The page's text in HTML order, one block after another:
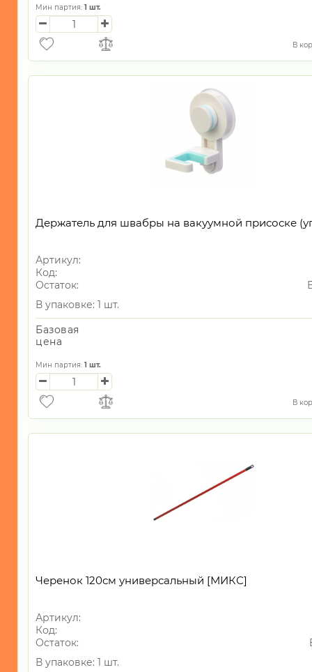
Мин партия: 1 шт.
В
Держатель для швабры на вакуумной присоске
Артикул:
Код:
Остаток:
В упаковке: 1 шт.
Базовая
цена
Мин партия: 1 шт.
В
Черенок 120см универсальный [МИКС]
Артикул:
Код:
Остаток:
В упаковке: 1 шт.